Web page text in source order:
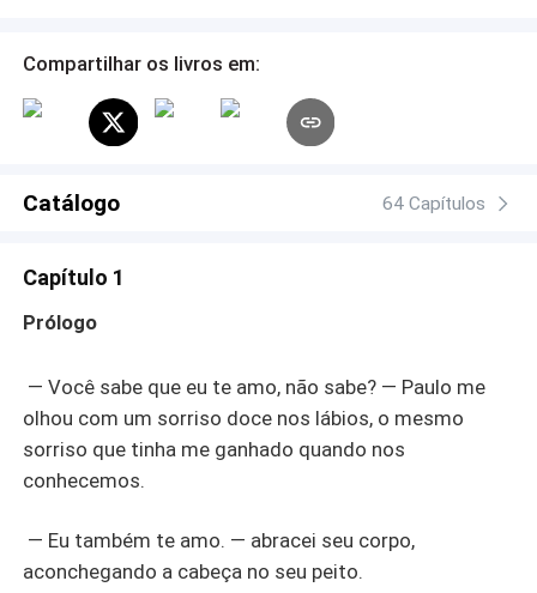
sofrer anos com o luto ele finalmente está se abrindo a
vizinhança. A mulher era uma tentação e mesmo que ele
tentasse se segurar, estava ficando cada vez mais difícil
Um coração quebrado como o de Alicia pode amar
Compartilhar os livros em:
Catálogo 64 Capítulos
Capítulo 1
Prólogo
— Você sabe que eu te amo, não sabe? — Paulo me
olhou com um sorriso doce nos lábios, o mesmo
sorriso que tinha me ganhado quando nos
conhecemos.
— Eu também te amo. — abracei seu corpo,
aconchegando a cabeça no seu peito.